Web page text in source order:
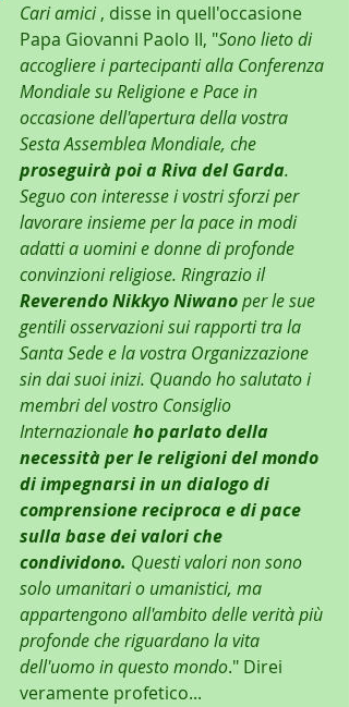
Cari amici , disse in quell'occasione
Papa Giovanni Paolo II, "Sono lieto di
accogliere i partecipanti alla Conferenza
Mondiale su Religione e Pace in
occasione dell'apertura della vostra
Sesta Assemblea Mondiale, che
proseguirà poi a Riva del Garda.
Seguo con interesse i vostri sforzi per
lavorare insieme per la pace in modi
adatti a uomini e donne di profonde
convinzioni religiose. Ringrazio il
Reverendo Nikkyo Niwano per le sue
gentili osservazioni sui rapporti tra la
Santa Sede e la vostra Organizzazione
sin dai suoi inizi. Quando ho salutato i
membri del vostro Consiglio
Internazionale ho parlato della
necessità per le religioni del mondo
di impegnarsi in un dialogo di
comprensione reciproca e di pace
sulla base dei valori che
condividono. Questi valori non sono
solo umanitari o umanistici, ma
appartengono all'ambito delle verità più
profonde che riguardano la vita
dell'uomo in questo mondo." Direi
veramente profetico...